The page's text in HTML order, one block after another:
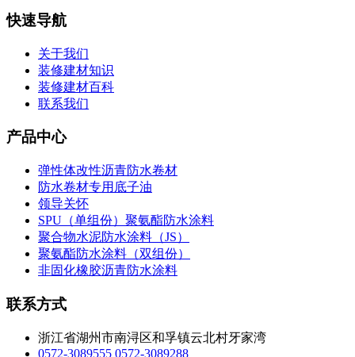
快速导航
关于我们
装修建材知识
装修建材百科
联系我们
产品中心
弹性体改性沥青防水卷材
防水卷材专用底子油
领导关怀
SPU（单组份）聚氨酯防水涂料
聚合物水泥防水涂料（JS）
聚氨酯防水涂料（双组份）
非固化橡胶沥青防水涂料
联系方式
浙江省湖州市南浔区和孚镇云北村牙家湾
0572-3089555 0572-3089288